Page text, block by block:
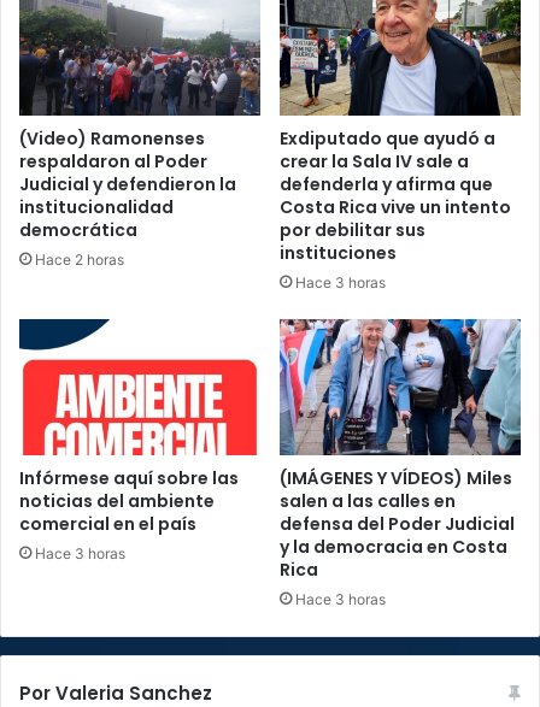
(Video) Ramonenses
respaldaron al Poder
Judicial y defendieron la
institucionalidad
democrática
Hace 2 horas
Exdiputado que ayudó a
crear la Sala IV sale a
defenderla y afirma que
Costa Rica vive un intento
por debilitar sus
instituciones
Hace 3 horas
Infórmese aquí sobre las
noticias del ambiente
comercial en el país
Hace 3 horas
(IMÁGENES Y VÍDEOS) Miles
salen a las calles en
defensa del Poder Judicial
y la democracia en Costa
Rica
Hace 3 horas
Por Valeria Sanchez